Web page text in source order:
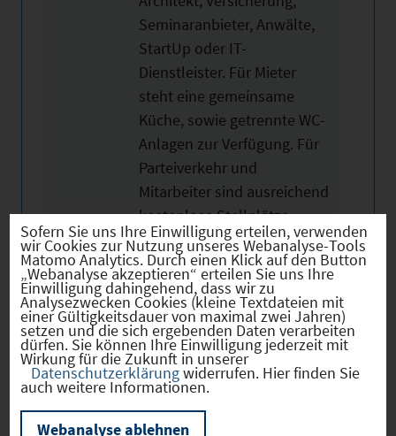
Seminaranbieter, Anwälte,
StartUp oder IT-
Dienstleister. Für Mieter
steht eine gemeinsame
Küche, sowie getrennte WC-
Anlagen zur Verfügung. Für
Parteiverkehr und
Mitarbeiter sind ausreichend
kostenlose Stellplätze
vorhanden. Bei Bedarf sind
im Keller Räumlichkeiten in
gleicher Größe nutzbar.
Weitere Objektmerkmale
Sofern Sie uns Ihre Einwilligung erteilen, verwenden
wir Cookies zur Nutzung unseres Webanalyse-Tools
Matomo Analytics. Durch einen Klick auf den Button
„Webanalyse akzeptieren“ erteilen Sie uns Ihre
Einwilligung dahingehend, dass wir zu
Analysezwecken Cookies (kleine Textdateien mit
einer Gültigkeitsdauer von maximal zwei Jahren)
setzen und die sich ergebenden Daten verarbeiten
dürfen. Sie können Ihre Einwilligung jederzeit mit
Wirkung für die Zukunft in unserer
Datenschutzerklärungwiderrufen. Hier finden Sie
auch weitere Informationen.
Webanalyse ablehnen